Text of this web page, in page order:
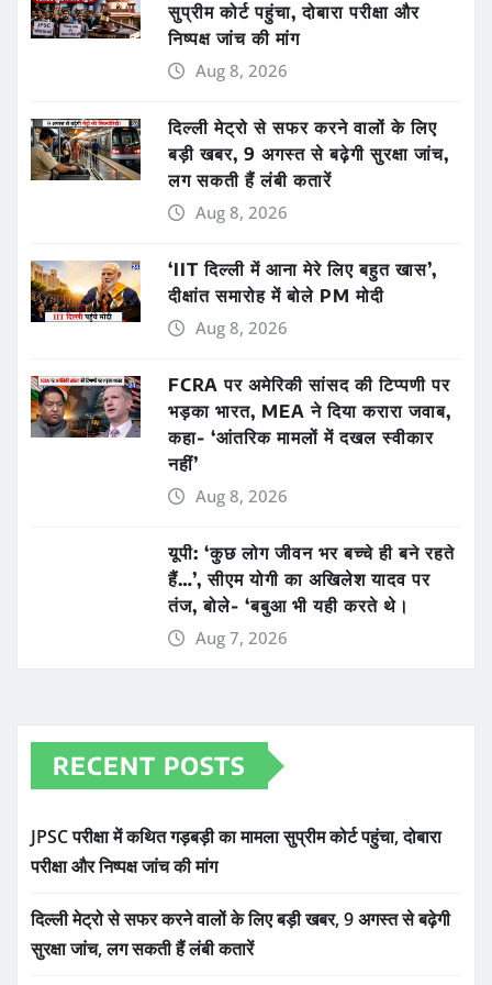
सुप्रीम कोर्ट पहुंचा, दोबारा परीक्षा और
निष्पक्ष जांच की मांग
Aug 8, 2026
दिल्ली मेट्रो से सफर करने वालों के लिए
बड़ी खबर, 9 अगस्त से बढ़ेगी सुरक्षा जांच,
लग सकती हैं लंबी कतारें
Aug 8, 2026
‘IIT दिल्ली में आना मेरे लिए बहुत खास’,
दीक्षांत समारोह में बोले PM मोदी
Aug 8, 2026
FCRA पर अमेरिकी सांसद की टिप्पणी पर
भड़का भारत, MEA ने दिया करारा जवाब,
कहा- ‘आंतरिक मामलों में दखल स्वीकार
नहीं’
Aug 8, 2026
यूपी: ‘कुछ लोग जीवन भर बच्चे ही बने रहते
हैं…’, सीएम योगी का अखिलेश यादव पर
तंज, बोले- ‘बबुआ भी यही करते थे।
Aug 7, 2026
RECENT POSTS
JPSC परीक्षा में कथित गड़बड़ी का मामला सुप्रीम कोर्ट पहुंचा, दोबारा
परीक्षा और निष्पक्ष जांच की मांग
दिल्ली मेट्रो से सफर करने वालों के लिए बड़ी खबर, 9 अगस्त से बढ़ेगी
सुरक्षा जांच, लग सकती हैं लंबी कतारें